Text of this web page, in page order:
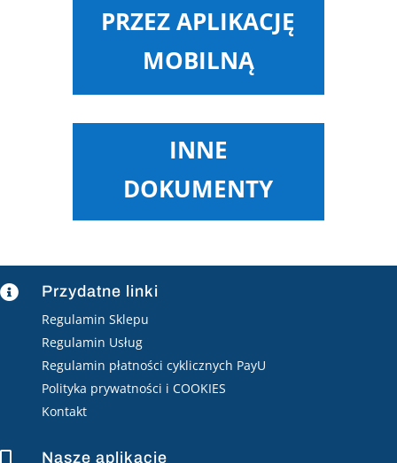
PRZEZ APLIKACJĘ
MOBILNĄ
INNE
DOKUMENTY
 Przydatne linki
Regulamin Sklepu
Regulamin Usług
Regulamin płatności cyklicznych PayU
Polityka prywatności i COOKIES
Kontakt
 Nasze aplikacje